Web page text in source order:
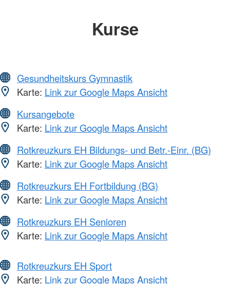
Kurse
Gesundheitskurs Gymnastik
Karte: Link zur Google Maps Ansicht
Kursangebote
Karte: Link zur Google Maps Ansicht
Rotkreuzkurs EH Bildungs- und Betr.-Einr. (BG)
Karte: Link zur Google Maps Ansicht
Rotkreuzkurs EH Fortbildung (BG)
Karte: Link zur Google Maps Ansicht
Rotkreuzkurs EH Senioren
Karte: Link zur Google Maps Ansicht
Rotkreuzkurs EH Sport
Karte: Link zur Google Maps Ansicht